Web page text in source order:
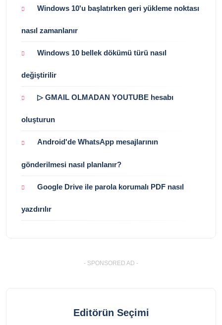
Windows 10'u başlatırken geri yükleme noktası
nasıl zamanlanır
Windows 10 bellek dökümü türü nasıl
değiştirilir
▷ GMAIL OLMADAN YOUTUBE hesabı
oluşturun
Android'de WhatsApp mesajlarının
gönderilmesi nasıl planlanır?
Google Drive ile parola korumalı PDF nasıl
yazdırılır
- SPONSORED AD -
Editörün Seçimi